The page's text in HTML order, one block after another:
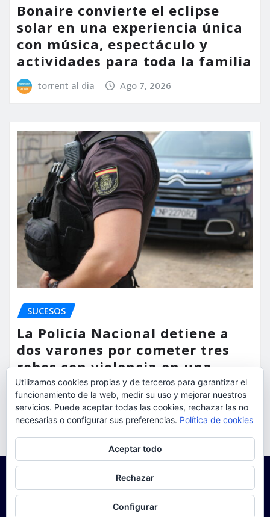
Bonaire convierte el eclipse
solar en una experiencia única
con música, espectáculo y
actividades para toda la familia
torrent al dia Ago 7, 2026
SUCESOS
La Policía Nacional detiene a
dos varones por cometer tres
robos con violencia en una
misma mañana
torrent al dia Ago 7, 2026
Utilizamos cookies propias y de terceros para garantizar el
funcionamiento de la web, medir su uso y mejorar nuestros
servicios. Puede aceptar todas las cookies, rechazar las no
necesarias o configurar sus preferencias. Política de cookies
Aceptar todo
Rechazar
Configurar
Para obtener más información, incluido cómo gestionar las cookies,